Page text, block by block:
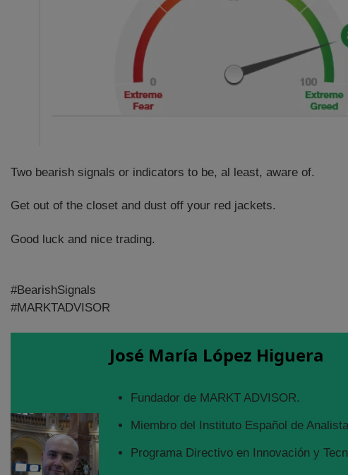
Two bearish signals or indicators to be, al least, aware of.
Get out of the closet and dust off your red jackets.
Good luck and nice trading.
#BearishSignals
#MARKTADVISOR
José María López Higuera
Fundador de MARKT ADVISOR.
Miembro del Instituto Español de
Programa Directivo en Innovación y